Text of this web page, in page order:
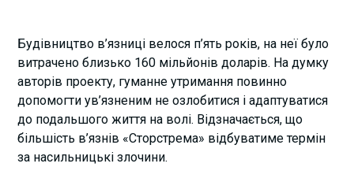
Будівництво в’язниці велося п’ять років, на неї було
витрачено близько 160 мільйонів доларів. На думку
авторів проекту, гуманне утримання повинно
допомогти ув’язненим не озлобитися і адаптуватися
до подальшого життя на волі. Відзначається, що
більшість в’язнів «Сторстрема» відбуватиме термін
за насильницькі злочини.